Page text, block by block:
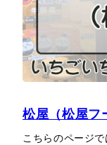
松屋（松屋フ
こちらのページ